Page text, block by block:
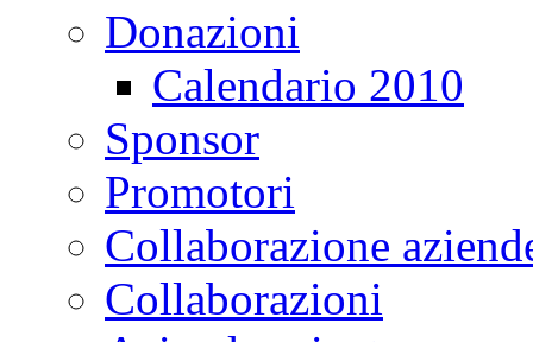
Donazioni
Calendario 2010
Sponsor
Promotori
Collaborazione
Collaborazioni